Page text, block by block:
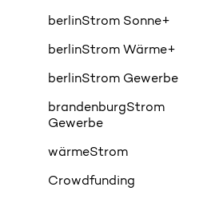
berlinStrom Sonne+
berlinStrom Wärme+
berlinStrom Gewerbe
brandenburgStrom
Gewerbe
wärmeStrom
Crowdfunding